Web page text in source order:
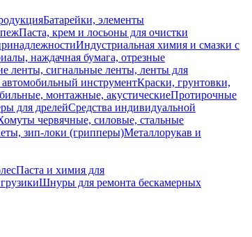
Батарейки, элементы
Паста, крем и лосьоны для очистки
Индустриальная химия и смазки с
наждачная бумага, отрезные
ленты, сигнальные ленты, ленты для
инструментКраски, грунтовки,
монтажные, акустическиеПротирочные
для дрелейСредства индивидуальной
червячные, силовые, стальные
зип-локи (грипперы)Металлорукав и
Паста и химия для
Шнуры для ремонта бескамерных